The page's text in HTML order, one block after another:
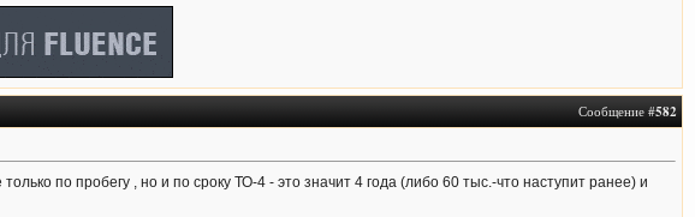
Сообщение #582
по пробегу , но и по сроку ТО-4 - это значит 4 года (либо 60 тыс.-что наступит ранее) и